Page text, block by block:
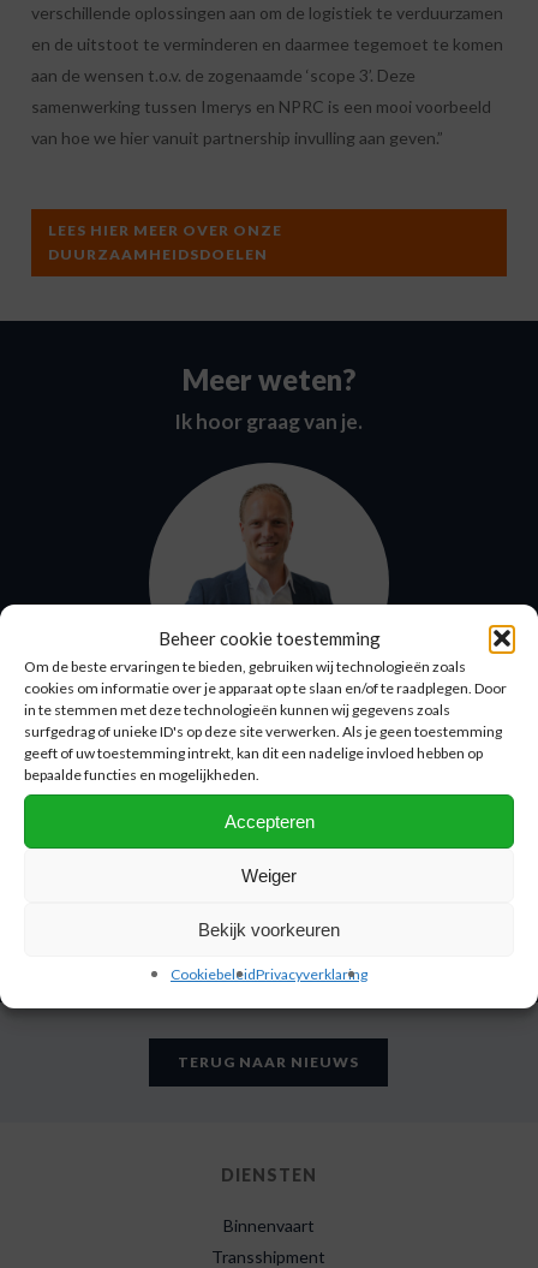
Beheer cookie toestemming
Om de beste ervaringen te bieden, gebruiken wij technologieën zoals
cookies om informatie over je apparaat op te slaan en/of te raadplegen. Door
in te stemmen met deze technologieën kunnen wij gegevens zoals
surfgedrag of unieke ID's op deze site verwerken. Als je geen toestemming
geeft of uw toestemming intrekt, kan dit een nadelige invloed hebben op
bepaalde functies en mogelijkheden.
Accepteren
Weiger
Bekijk voorkeuren
CookiebeleidPrivacyverklaring
verschillende oplossingen aan om de logistiek te verduurzamen
en de uitstoot te verminderen en daarmee tegemoet te komen
aan de wensen t.o.v. de zogenaamde ‘scope 3’. Deze
samenwerking tussen Imerys en NPRC is een mooi voorbeeld
van hoe we hier vanuit partnership invulling aan geven.”
LEES HIER MEER OVER ONZE
DUURZAAMHEIDSDOELEN
Meer weten?
Ik hoor graag van je.
Robert van Vliet
Commercial Development Manager
+31 (0)10 – 31 39 916
TERUG NAAR NIEUWS
DIENSTEN
Binnenvaart
Transshipment